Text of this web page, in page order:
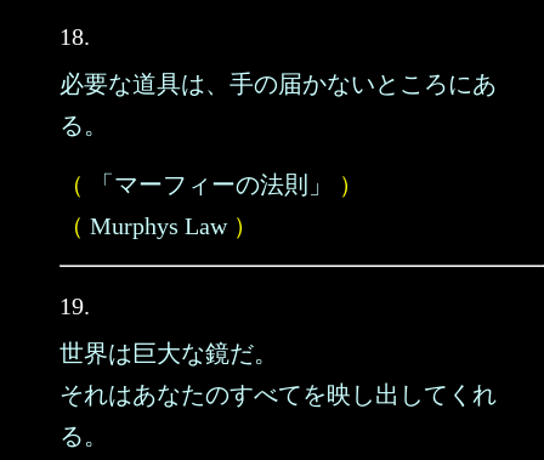
18.
必要な道具は、手の届かないところにあ
る。
（ 「マーフィーの法則」
）
（ Murphys Law）
19.
世界は巨大な鏡だ。
それはあなたのすべてを映し出してくれ
る。